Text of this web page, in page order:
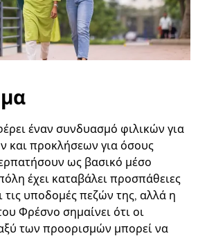
έναν συνδυασμό φιλικών για
και προκλήσεων για όσους
ως βασικό μέσο
έχει καταβάλει προσπάθειες
τις υποδομές πεζών της, αλλά η
Φρέσνο σημαίνει ότι οι
των προορισμών μπορεί να